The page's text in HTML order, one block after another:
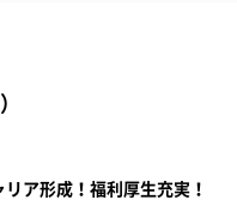
ア形成！福利厚生充実！